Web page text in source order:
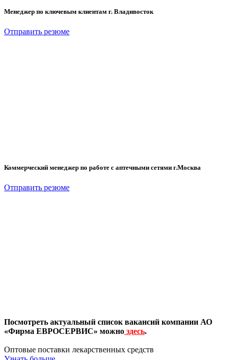
Менеджер по ключевым клиентам г. Владивосток
Отправить резюме
Коммерческий менеджер по работе с аптечными сетями г.Москва
Отправить резюме
Посмотреть актуальный список вакансий компании АО
«Фирма ЕВРОСЕРВИС» можно здесь.
Оптовые поставки лекарственных средств